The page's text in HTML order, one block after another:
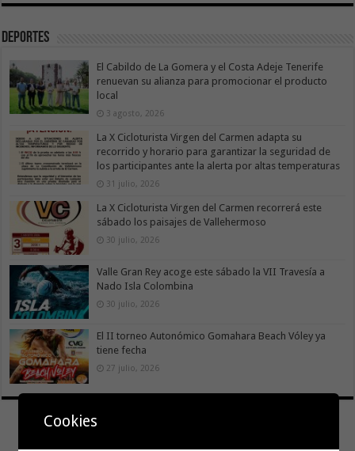
Deportes
El Cabildo de La Gomera y el Costa Adeje Tenerife
renuevan su alianza para promocionar el producto
local
3 agosto, 2026
La X Cicloturista Virgen del Carmen adapta su
recorrido y horario para garantizar la seguridad de
los participantes ante la alerta por altas temperaturas
31 julio, 2026
La X Cicloturista Virgen del Carmen recorrerá este
sábado los paisajes de Vallehermoso
30 julio, 2026
Valle Gran Rey acoge este sábado la VII Travesía a
Nado Isla Colombina
30 julio, 2026
El II torneo Autonómico Gomahara Beach Vóley ya
tiene fecha
27 julio, 2026
Cookies